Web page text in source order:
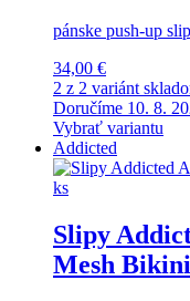
pánske push-up
34,00 €
2 z 2 variánt
Doručíme 10. 8.
Vybrať variantu
Addicted
Slipy
Mesh